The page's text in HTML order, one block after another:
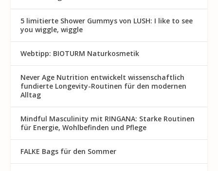
5 limitierte Shower Gummys von LUSH: I like to see
you wiggle, wiggle
Webtipp: BIOTURM Naturkosmetik
Never Age Nutrition entwickelt wissenschaftlich
fundierte Longevity-Routinen für den modernen
Alltag
Mindful Masculinity mit RINGANA: Starke Routinen
für Energie, Wohlbefinden und Pflege
FALKE Bags für den Sommer